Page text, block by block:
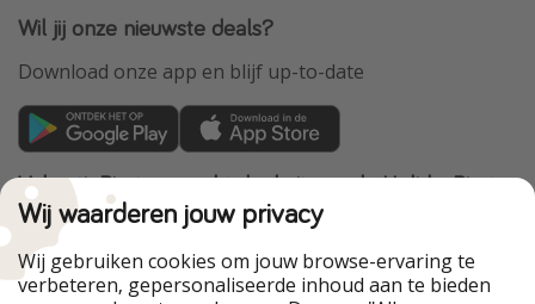
Wil jij onze nieuwste deals?
Download onze app en blijf up-to-date
VakantiePiraten maakt deel uit van de HolidayPirates
Group
Onze markten
PiratinViaggio HolidayPirates
Wij waarderen jouw privacy
Wij gebruiken cookies om jouw browse-ervaring te
verbeteren, gepersonaliseerde inhoud aan te bieden